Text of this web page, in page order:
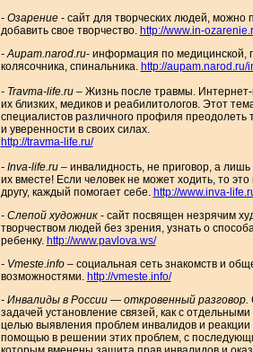
- Озарение- сайт для творческих людей, можно
добавить свое творчество. http://www.in-
- Aupam.narod.ru- информация по медицинской,
колясочника, спинальника. http://aupam.narod.ru/
- Travma-life.ru– Жизнь после травмы.
их близких, медиков и реабилитологов. Этот
специалистов различного профиля преодолеть
и уверенности в своих силах.
http://travma-life.ru/
- Inva-life.ru– инвалидность, не приговор, а
их вместе! Если человек не может ходить, то
другу, каждый помогает себе. http://www.inva-
- Слепой художник - сайт посвящен незрячим
творчеством людей без зрения, узнать о
ребенку. http://www.pavlova.ws/
- Vmeste.info– социальная сеть знакомств и
возможностями. http://vmeste.info/
- Инвалиды в России — откровенный разговор.
задачей установление связей, как с
целью выявления проблем инвалидов и
помощью в решении этих проблем, с